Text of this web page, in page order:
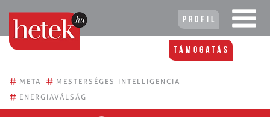
Profil
Támogatás
# META # MESTERSÉGES INTELLIGENCIA
# ENERGIAVÁLSÁG